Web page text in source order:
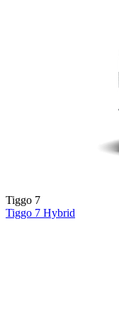
Tiggo 7
Tiggo 7 Hybrid